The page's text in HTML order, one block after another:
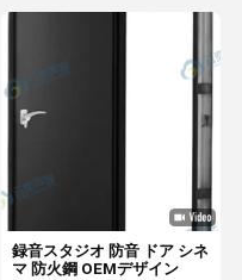
録音スタジオ 防音 ドア シネ
マ 防火鋼 OEMデザイン